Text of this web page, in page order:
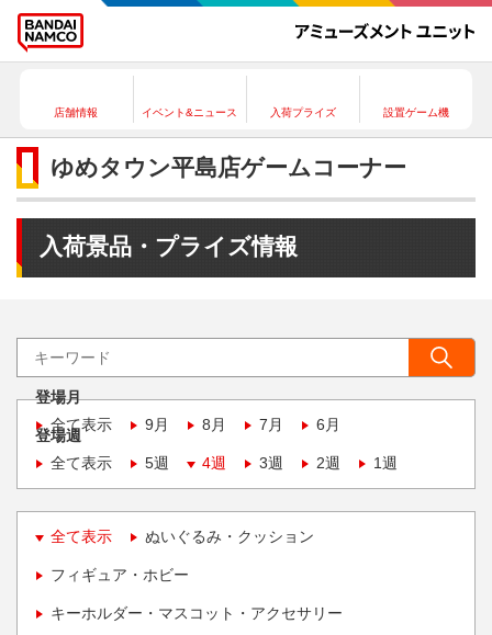
店舗情報 イベント&ニュース 入荷プライズ 設置ゲーム機
ゆめタウン平島店ゲームコーナー
入荷景品・プライズ情報
登場月
全て表示
9月 8月 7月 6月
登場週
全て表示
5週 4週 3週 2週 1週
全て表示 ぬいぐるみ・クッション
フィギュア・ホビー
キーホルダー・マスコット・アクセサリー